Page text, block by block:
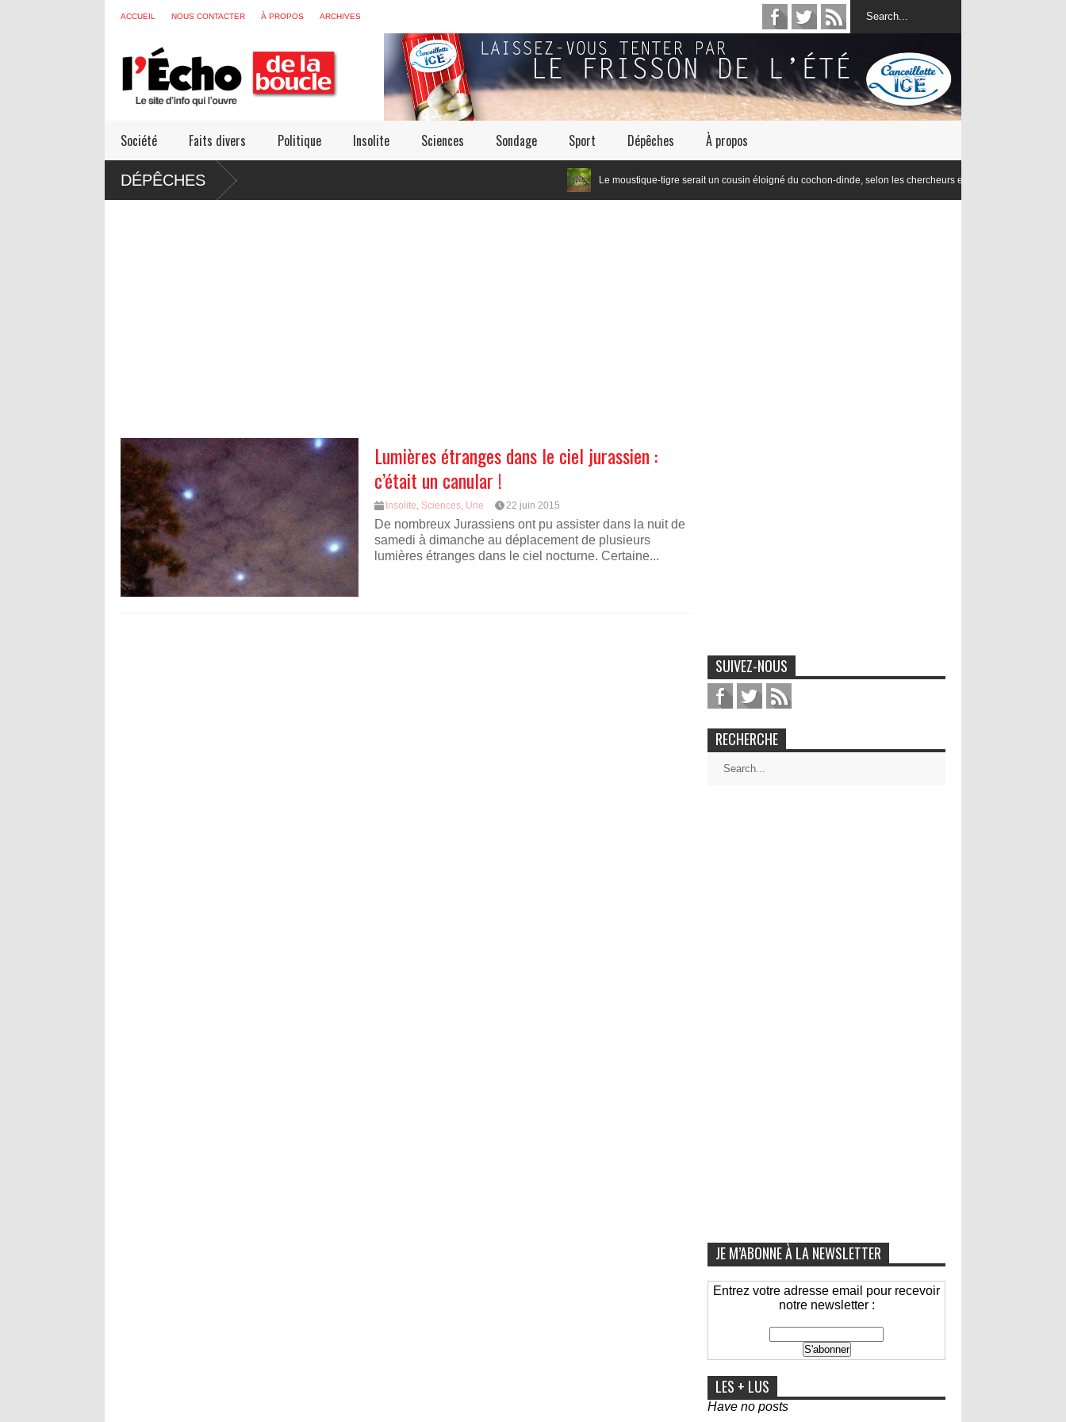
ACCUEIL NOUS CONTACTER À PROPOS ARCHIVES
Société Faits divers Politique Insolite Sciences Sondage Sport Dépêches À propos
DÉPÊCHES Le moustique-tigre serait un cousin éloigné du cochon-dinde, selon les chercheurs en lexicologie de l’Université de
Lumières étranges dans le ciel jurassien :
c’était un canular !
Insolite, Sciences, Une 22 juin 2015
De nombreux Jurassiens ont pu assister dans la nuit de
samedi à dimanche au déplacement de plusieurs
lumières étranges dans le ciel nocturne. Certaine...
SUIVEZ-NOUS
RECHERCHE
JE M’ABONNE À LA NEWSLETTER
Entrez votre adresse email pour recevoir
notre newsletter :
LES + LUS
Have no posts